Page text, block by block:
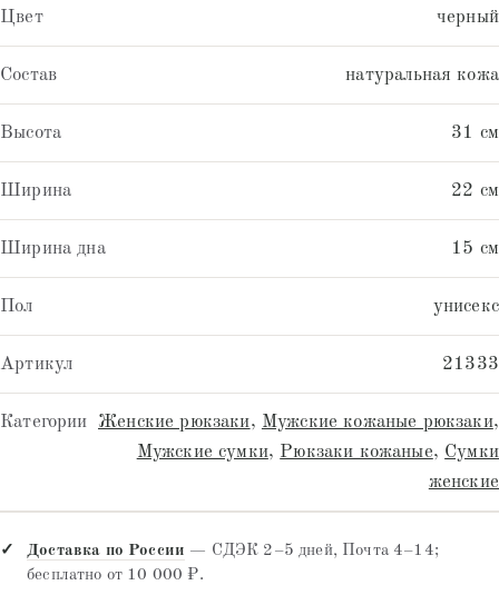
Цвет черный
Состав натуральная кожа
Высота 31 см
Ширина 22 см
Ширина дна 15 см
Пол унисекс
Артикул 21333
Категории Женские рюкзаки, Мужские кожаные рюкзаки,
Мужские сумки, Рюкзаки кожаные, Сумки
женские
Доставка по России — СДЭК 2–5 дней, Почта 4–14;
бесплатно от 10 000 ₽.